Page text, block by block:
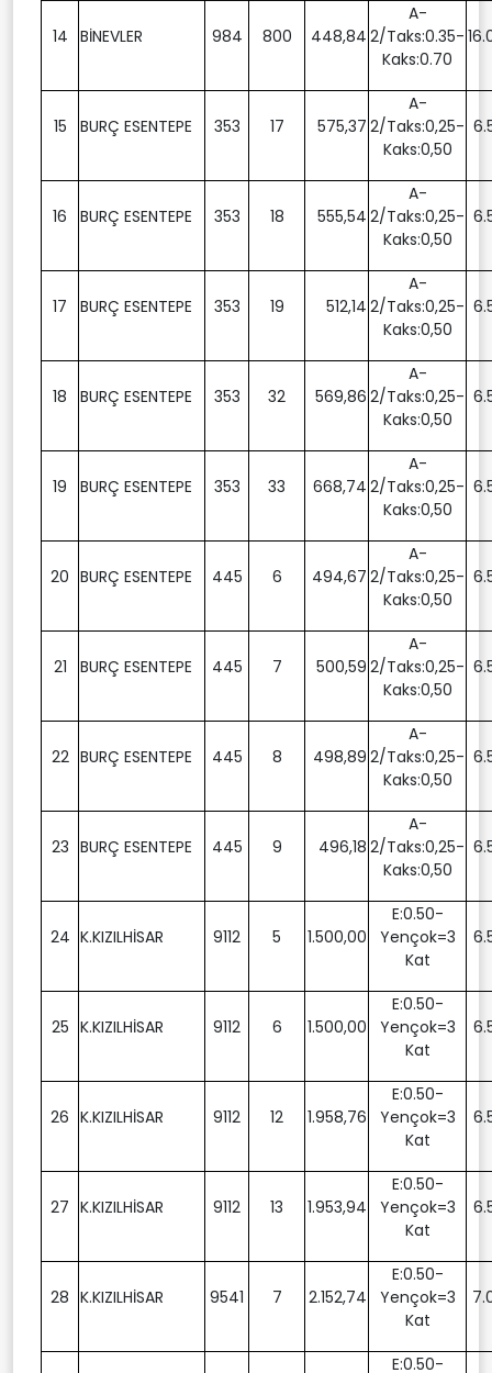
14 BİNEVLER 984 800 448,84
A-
2/Taks:0.35-
Kaks:0.70
15 BURÇ ESENTEPE 353 17 575,37
A-
2/Taks:0,25-
Kaks:0,50
16 BURÇ ESENTEPE 353 18 555,54
A-
2/Taks:0,25-
Kaks:0,50
17 BURÇ ESENTEPE 353 19 512,14
A-
2/Taks:0,25-
Kaks:0,50
18 BURÇ ESENTEPE 353 32 569,86
A-
2/Taks:0,25-
Kaks:0,50
19 BURÇ ESENTEPE 353 33 668,74
A-
2/Taks:0,25-
Kaks:0,50
20 BURÇ ESENTEPE 445 6 494,67
A-
2/Taks:0,25-
Kaks:0,50
21 BURÇ ESENTEPE 445 7 500,59
A-
2/Taks:0,25-
Kaks:0,50
22 BURÇ ESENTEPE 445 8 498,89
A-
2/Taks:0,25-
Kaks:0,50
23 BURÇ ESENTEPE 445 9 496,18
A-
2/Taks:0,25-
Kaks:0,50
24 K.KIZILHİSAR 9112 5 1.500,00
E:0.50-
Yençok=3
Kat
25 K.KIZILHİSAR 9112 6 1.500,00
E:0.50-
Yençok=3
Kat
26 K.KIZILHİSAR 9112 12 1.958,76
E:0.50-
Yençok=3
Kat
27 K.KIZILHİSAR 9112 13 1.953,94
E:0.50-
Yençok=3
Kat
28 K.KIZILHİSAR 9541 7 2.152,74
E:0.50-
Yençok=3
Kat
E:0.50-